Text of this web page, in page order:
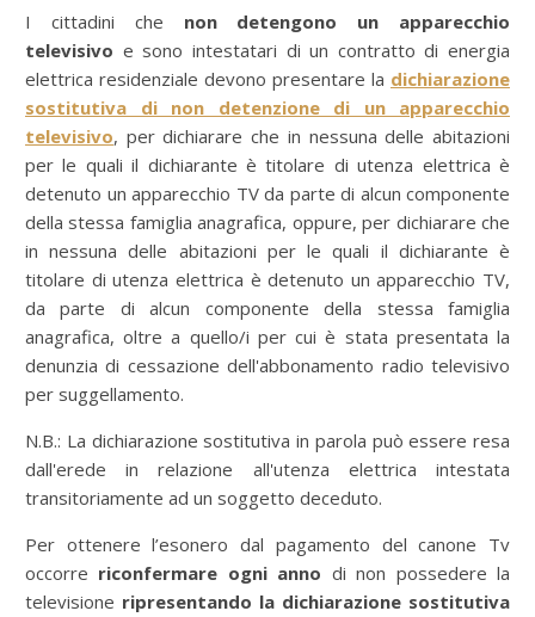
I cittadini che non detengono un apparecchio
televisivo e sono intestatari di un contratto di energia
elettrica residenziale devono presentare la dichiarazione
sostitutiva di non detenzione di un apparecchio
televisivo, per dichiarare che in nessuna delle abitazioni
per le quali il dichiarante è titolare di utenza elettrica è
detenuto un apparecchio TV da parte di alcun componente
della stessa famiglia anagrafica, oppure, per dichiarare che
in nessuna delle abitazioni per le quali il dichiarante è
titolare di utenza elettrica è detenuto un apparecchio TV,
da parte di alcun componente della stessa famiglia
anagrafica, oltre a quello/i per cui è stata presentata la
denunzia di cessazione dell'abbonamento radio televisivo
per suggellamento.
N.B.: La dichiarazione sostitutiva in parola può essere resa
dall'erede in relazione all'utenza elettrica intestata
transitoriamente ad un soggetto deceduto.
Per ottenere l’esonero dal pagamento del canone Tv
occorre riconfermare ogni anno di non possedere la
televisione ripresentando la dichiarazione sostitutiva